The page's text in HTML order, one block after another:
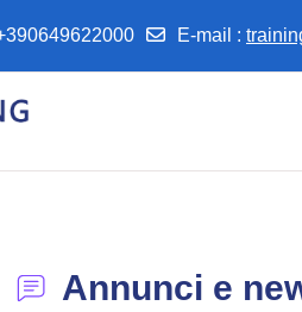
E-mail :
Annunci e